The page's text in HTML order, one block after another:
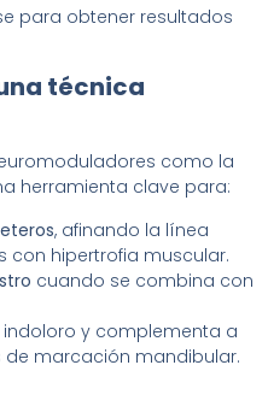
para obtener resultados
técnica
como la
herramienta clave para:
, afinando la línea
con hipertrofia muscular.
cuando se combina con
y complementa a
marcación mandibular.